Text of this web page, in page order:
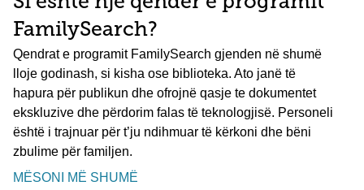
FamilySearch?
Qendrat e programit FamilySearch gjenden në shumë
lloje godinash, si kisha ose biblioteka. Ato janë të
hapura për publikun dhe ofrojnë qasje te dokumentet
ekskluzive dhe përdorim falas të teknologjisë. Personeli
është i trajnuar për t’ju ndihmuar të kërkoni dhe bëni
zbulime për familjen.
MËSONI MË SHUMË